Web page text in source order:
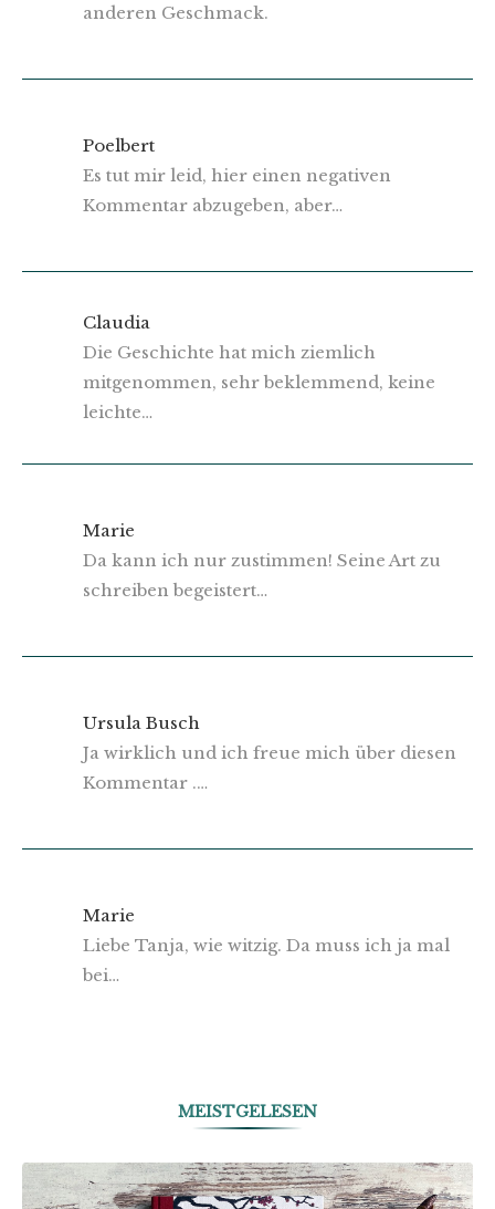
anderen Geschmack.
Poelbert
Es tut mir leid, hier einen negativen
Kommentar abzugeben, aber…
Claudia
Die Geschichte hat mich ziemlich
mitgenommen, sehr beklemmend, keine
leichte…
Marie
Da kann ich nur zustimmen! Seine Art zu
schreiben begeistert…
Ursula Busch
Ja wirklich und ich freue mich über diesen
Kommentar .…
Marie
Liebe Tanja, wie witzig. Da muss ich ja mal
bei…
MEISTGELESEN